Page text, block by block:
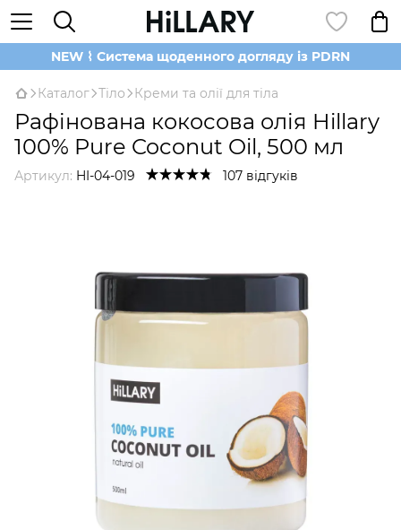
NEW ⌇ Система щоденного догляду із PDRN
Каталог Тіло Креми та олії для тіла
Рафінована кокосова олія Hillary
100% Pure Coconut Oil, 500 мл
Артикул: HI-04-019 107 відгуків